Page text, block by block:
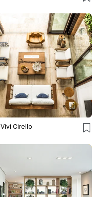
Vivi Cirello